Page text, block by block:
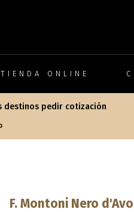
TIENDA ONLINE
destinos pedir cotización
F. Montoni Nero